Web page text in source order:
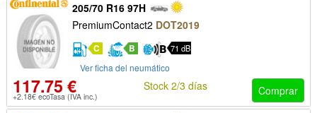
205/70 R16 97H
PremiumContact2 DOT2019
C B 71 dB
Ver ficha del neumático
117.75 €
+2.18€ ecoTasa (IVA inc.) Comprar
Stock 2/3 días